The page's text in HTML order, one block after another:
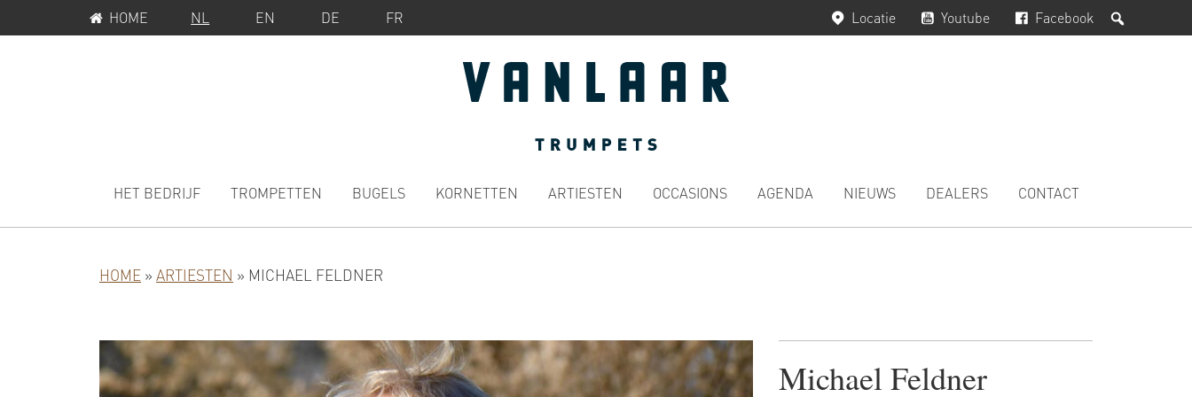
naar
naar
SERVICEMENUHOME NL EN DE FR Facebook
Youtube
Locatie
NAVIGATION
HET BEDRIJF TROMPETTEN BUGELS KORNETTEN ARTIESTEN OCCASIONS AGENDA NIEUWS DEALERS CONTACT
HOME » ARTIESTEN » MICHAEL FELDNER
Michael Feldner